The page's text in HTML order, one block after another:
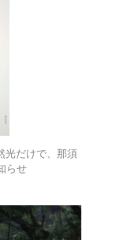
光だけで、那須
らせ